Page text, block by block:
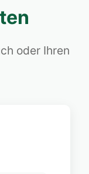
oder Ihren